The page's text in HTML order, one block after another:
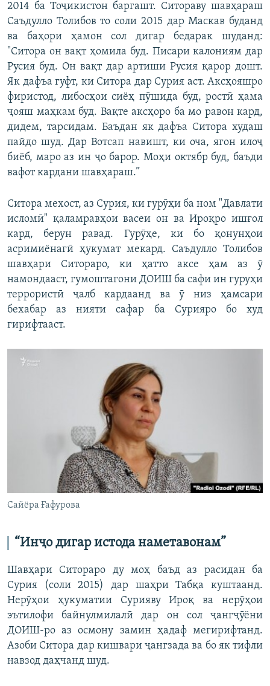
2014 ба Тоҷикистон баргашт. Ситораву шавҳараш
Саъдулло Толибов то соли 2015 дар Маскав буданд
ва баҳори ҳамон сол дигар бедарак шуданд:
"Ситора он вақт ҳомила буд. Писари калониям дар
Русия буд. Он вақт дар артиши Русия қарор дошт.
Як дафъа гуфт, ки Ситора дар Сурия аст. Аксҳояшро
фиристод, либосҳои сиёҳ пӯшида буд, ростӣ ҳама
ҷояш маҳкам буд. Вақте аксҳоро ба мо равон кард,
дидем, тарсидам. Баъдан як дафъа Ситора худаш
пайдо шуд. Дар Вотсап навишт, ки оча, ягон илоҷ
биёб, маро аз ин ҷо барор. Моҳи октябр буд, баъди
вафот кардани шавҳараш.”
Ситора мехост, аз Сурия, ки гурӯҳи ба ном "Давлати
исломӣ" қаламравҳои васеи он ва Ироқро ишғол
кард, берун равад. Гурӯҳе, ки бо қонунҳои
асримиёнагӣ ҳукумат мекард. Саъдулло Толибов
шавҳари Ситораро, ки ҳатто аксе ҳам аз ӯ
намондааст, гумоштагони ДОИШ ба сафи ин гуруҳи
террористӣ ҷалб кардаанд ва ӯ низ ҳамсари
бехабар аз нияти сафар ба Сурияро бо худ
гирифтааст.
Сайёра Ғафурова
“Инҷо дигар истода наметавонам”
Шавҳари Ситораро ду моҳ баъд аз расидан ба
Сурия (соли 2015) дар шаҳри Табқа куштаанд.
Нерӯҳои ҳукуматии Сурияву Ироқ ва нерӯҳои
эътилофи байнулмилалӣ дар он сол ҷангҷӯёни
ДОИШ-ро аз осмону замин ҳадаф мегирифтанд.
Азоби Ситора дар кишвари ҷангзада ва бо як тифли
навзод даҳчанд шуд.